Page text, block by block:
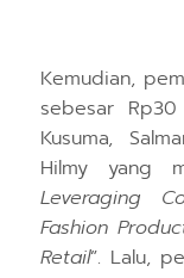
Kemudian,
sebesar
Kusuma,
Hilmy yang
Leveraging
Fashion
Retail”. Lalu, p